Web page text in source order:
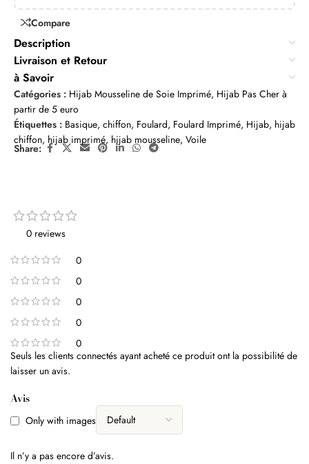
Compare
Description
Livraison et Retour
à Savoir
Catégories : Hijab Mousseline de Soie Imprimé, Hijab Pas Cher à
partir de 5 euro
Étiquettes : Basique, chiffon, Foulard, Foulard Imprimé, Hijab, hijab
chiffon, hijab imprimé, hijab mousseline, Voile
Share:
0 reviews
0
0
0
0
0
Avis
Only with images
Il n’y a pas encore d’avis.
Seuls les clients connectés ayant acheté ce produit ont la possibilité de
laisser un avis.